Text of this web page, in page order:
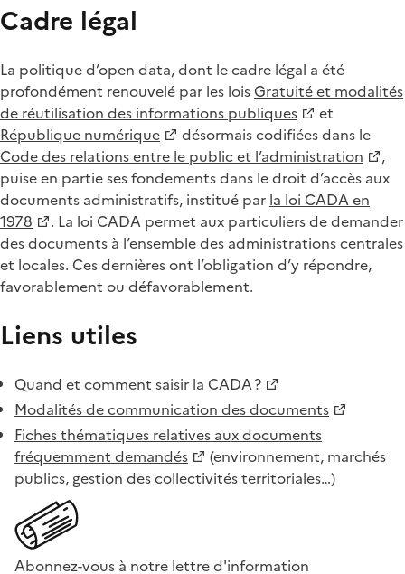
Cadre légal
La politique d’open data, dont le cadre légal a été
profondément renouvelé par les loisGratuité et modalités
de réutilisation des informations publiques
et
République numérique
désormais codifiées dans le
Code des relations entre le public et l’administration
,
puise en partie ses fondements dans le droit d’accès aux
documents administratifs, institué par la loi CADA en
1978
. La loi CADA permet aux particuliers de demander
des documents à l’ensemble des administrations centrales
et locales. Ces dernières ont l’obligation d’y répondre,
favorablement ou défavorablement.
Liens utiles
Quand et comment saisir la CADA ?
Modalités de communication des documents
Fiches thématiques relatives aux documents
fréquemment demandés
(environnement, marchés
publics, gestion des collectivités territoriales…)
Abonnez-vous à notre lettre d'information